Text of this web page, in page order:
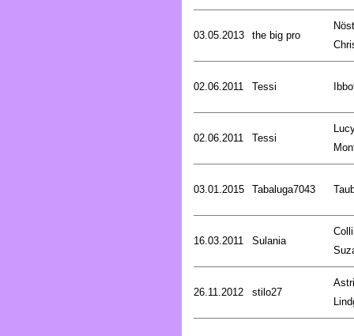
03.05.2013 the big pro
02.06.2011 Tessi
02.06.2011 Tessi
03.01.2015 Tabaluga7043
16.03.2011 Sulania
26.11.2012 stilo27